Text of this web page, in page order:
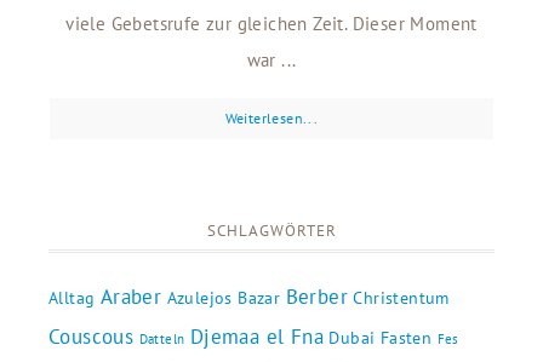
viele Gebetsrufe zur gleichen Zeit. Dieser Moment
war ...
Weiterlesen...
SCHLAGWÖRTER
Alltag Araber Azulejos Bazar Berber Christentum
Couscous Datteln Djemaa el Fna Dubai Fasten Fes